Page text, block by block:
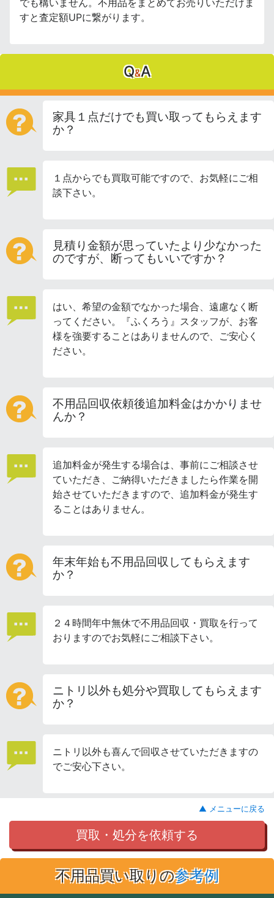
でも構いません。不用品をまとめてお売りいただけま
すと査定額UPに繋がります。
Q&A
家具１点だけでも買い取ってもらえます
か？
１点からでも買取可能ですので、お気軽にご相
談下さい。
見積り金額が思っていたより少なかった
のですが、断ってもいいですか？
はい、希望の金額でなかった場合、遠慮なく断
ってください。『ふくろう』スタッフが、お客
様を強要することはありませんので、ご安心く
ださい。
不用品回収依頼後追加料金はかかりませ
んか？
追加料金が発生する場合は、事前にご相談させ
ていただき、ご納得いただきましたら作業を開
始させていただきますので、追加料金が発生す
ることはありません。
年末年始も不用品回収してもらえます
か？
２４時間年中無休で不用品回収・買取を行って
おりますのでお気軽にご相談下さい。
ニトリ以外も処分や買取してもらえます
か？
ニトリ以外も喜んで回収させていただきますの
でご安心下さい。
▲ メニューに戻る
買取・処分を依頼する
不用品買い取りの参考例